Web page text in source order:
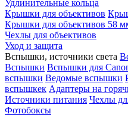
Удлинительные кольца
Крышки для объективов
Крышки для объективов 58
Чехлы для объективов
Уход и защита
Вспышки, источники света
Вспышки Вспышки для
вспышки Ведомые вспышки
вспышкек Адаптеры на
Источники питания Чехлы
Фотобоксы